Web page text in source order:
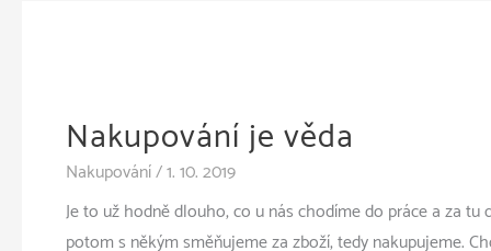
Nakupování je věda
Nakupování/1. 10. 2019
Je to už hodně dlouho, co u nás chodíme do práce a za tu
potom s někým směňujeme za zboží, tedy nakupujeme.